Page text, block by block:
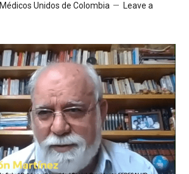
Médicos Unidos de Colombia
Leave a